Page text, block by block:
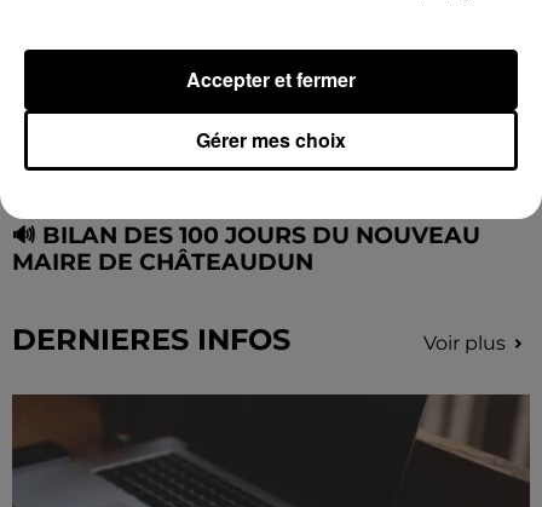
🔊 BILAN DES 100 JOURS DU NOUVEAU
MAIRE DE CHÂTEAUDUN
DERNIERES INFOS Voir plus
Gérer mes choix
Accepter et fermer